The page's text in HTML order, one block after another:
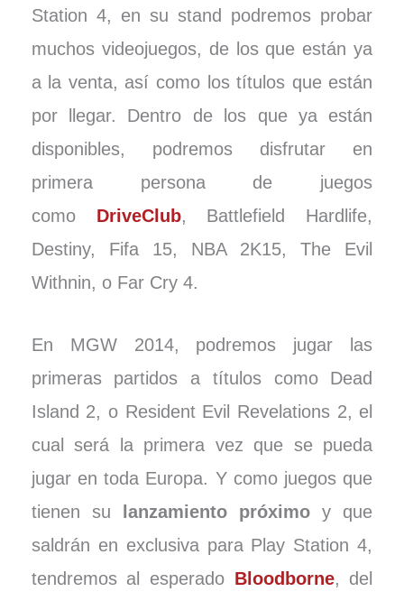
Station 4, en su stand podremos probar
muchos videojuegos, de los que están ya
a la venta, así como los títulos que están
por llegar. Dentro de los que ya están
disponibles, podremos disfrutar en
primera persona de juegos
como DriveClub, Battlefield Hardlife,
Destiny, Fifa 15, NBA 2K15, The Evil
Withnin, o Far Cry 4.
En MGW 2014, podremos jugar las
primeras partidos a títulos como Dead
Island 2, o Resident Evil Revelations 2, el
cual será la primera vez que se pueda
jugar en toda Europa. Y como juegos que
tienen su lanzamiento próximo y que
saldrán en exclusiva para Play Station 4,
tendremos al esperado Bloodborne, del